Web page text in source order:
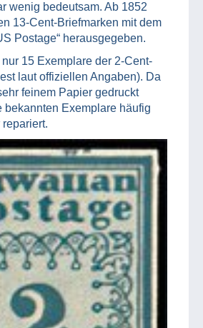
wenig bedeutsam. Ab 1852
13-Cent-Briefmarken mit dem
Postage“ herausgegeben.
15 Exemplare der 2-Cent-
laut offiziellen Angaben). Da
feinem Papier gedruckt
bekannten Exemplare häufig